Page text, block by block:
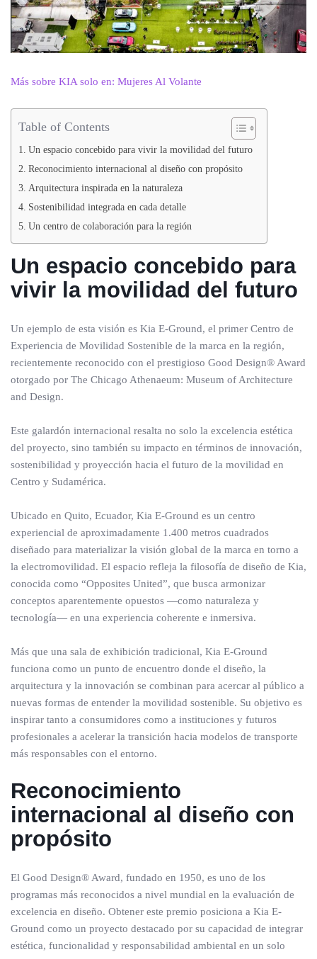
Más sobre KIA solo en: Mujeres Al Volante
Table of Contents
Un espacio concebido para vivir la movilidad del futuro
Reconocimiento internacional al diseño con propósito
Arquitectura inspirada en la naturaleza
Sostenibilidad integrada en cada detalle
Un centro de colaboración para la región
Un espacio concebido para
vivir la movilidad del futuro
Un ejemplo de esta visión es Kia E-Ground, el primer Centro de
Experiencia de Movilidad Sostenible de la marca en la región,
recientemente reconocido con el prestigioso Good Design® Award
otorgado por The Chicago Athenaeum: Museum of Architecture
and Design.
Este galardón internacional resalta no solo la excelencia estética
del proyecto, sino también su impacto en términos de innovación,
sostenibilidad y proyección hacia el futuro de la movilidad en
Centro y Sudamérica.
Ubicado en Quito, Ecuador, Kia E-Ground es un centro
experiencial de aproximadamente 1.400 metros cuadrados
diseñado para materializar la visión global de la marca en torno a
la electromovilidad. El espacio refleja la filosofía de diseño de Kia,
conocida como “Opposites United”, que busca armonizar
conceptos aparentemente opuestos —como naturaleza y
tecnología— en una experiencia coherente e inmersiva.
Más que una sala de exhibición tradicional, Kia E-Ground
funciona como un punto de encuentro donde el diseño, la
arquitectura y la innovación se combinan para acercar al público a
nuevas formas de entender la movilidad sostenible. Su objetivo es
inspirar tanto a consumidores como a instituciones y futuros
profesionales a acelerar la transición hacia modelos de transporte
más responsables con el entorno.
Reconocimiento
internacional al diseño con
propósito
El Good Design® Award, fundado en 1950, es uno de los
programas más reconocidos a nivel mundial en la evaluación de
excelencia en diseño. Obtener este premio posiciona a Kia E-
Ground como un proyecto destacado por su capacidad de integrar
estética, funcionalidad y responsabilidad ambiental en un solo